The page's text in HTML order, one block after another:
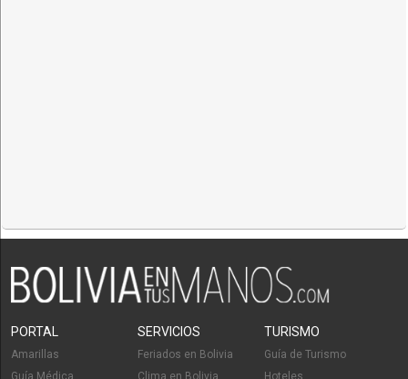
PORTAL
Amarillas
Guía Médica
SERVICIOS
Feriados en Bolivia
Clima en Bolivia
TURISMO
Guía de Turismo
Hoteles